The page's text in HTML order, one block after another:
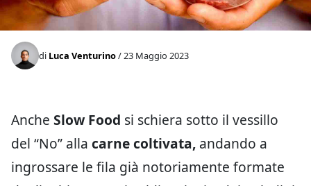
di Luca Venturino/ 23 Maggio 2023
Anche Slow Food si schiera sotto il vessillo
del “No” alla carne coltivata, andando a
ingrossare le fila già notoriamente formate